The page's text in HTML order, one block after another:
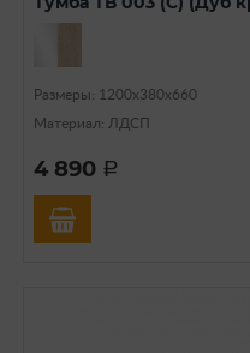
Размеры: 1200х380х660
Материал: ЛДСП
4 890 a